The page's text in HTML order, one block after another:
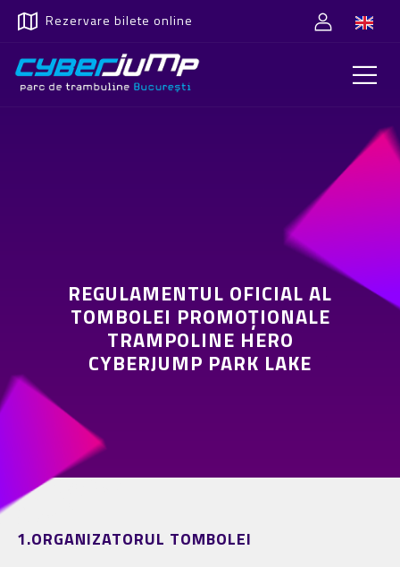
Rezervare bilete online
REGULAMENTUL OFICIAL AL
TOMBOLEI PROMOȚIONALE
TRAMPOLINE HERO
CYBERJUMP PARK LAKE
1.ORGANIZATORUL TOMBOLEI